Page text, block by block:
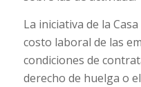
La iniciativa de la
costo laboral de las
condiciones de
derecho de huelga o